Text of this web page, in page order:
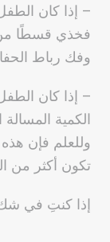
– إذا كان
فخذي قسطًا من
وفك رباط
– إذا كان
الكمية
وللعلم فإن
تكون أكثر من
إذا كنتِ في